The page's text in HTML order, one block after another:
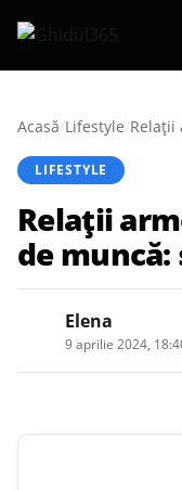
Acasă/Lifestyle/
LIFESTYLE
Relații
de
Elena
9 aprilie 2024,